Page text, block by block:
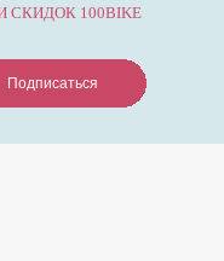
СКИДОК 100BIKE
Подписаться
Подписаться
Подписаться